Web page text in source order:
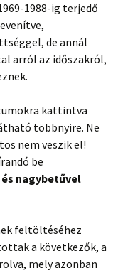
1988-ig terjedő
de annál
arról az időszakról,
kattintva
többnyire. Ne
nem veszik el!
be
nagybetűvel
feltöltéséhez
a következők, a
mely azonban